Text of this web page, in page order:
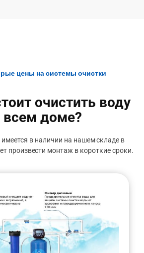
цены на системы очистки
очистить воду
всем доме?
в наличии на нашем складе в
произвести монтаж в короткие сроки.